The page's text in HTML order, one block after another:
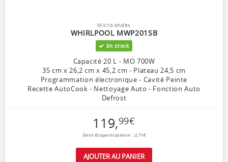
Micro-ondes
WHIRLPOOL MWP201SB
En stock
Capacité 20 L - MO 700W
35 cm x 26,2 cm x 45,2 cm - Plateau 24,5 cm
Programmation électronique - Cavité Peinte
Recette AutoCook - Nettoyage Auto - Fonction Auto
Defrost
119,99€
Dont Ecoparticipation : 2,71€
AJOUTER AU PANIER